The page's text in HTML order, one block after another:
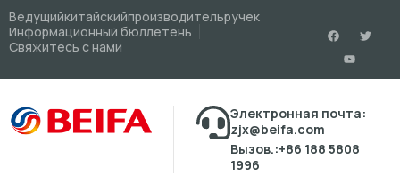
Ведущийкитайскийпроизводительручек
Информационный бюллетень
Свяжитесь с нами
Электронная почта:
zjx@beifa.com
Вызов.:+86 188 5808
1996